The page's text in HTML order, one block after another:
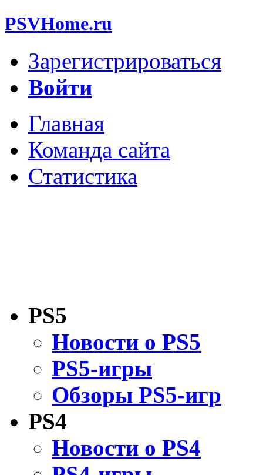
PSVHome.ru
Зарегистрироваться
Войти
Главная
Команда сайта
Статистика
PS5
Новости о PS5
PS5-игры
Обзоры PS5-игр
PS4
Новости о PS4